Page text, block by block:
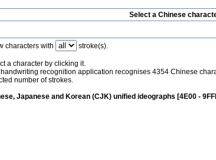
Select a Chinese
characters with stroke(s).
a character by clicking it.
recognition application recognises 4354 Chinese
number of strokes.
Japanese and Korean (CJK) unified ideographs [4E00 -